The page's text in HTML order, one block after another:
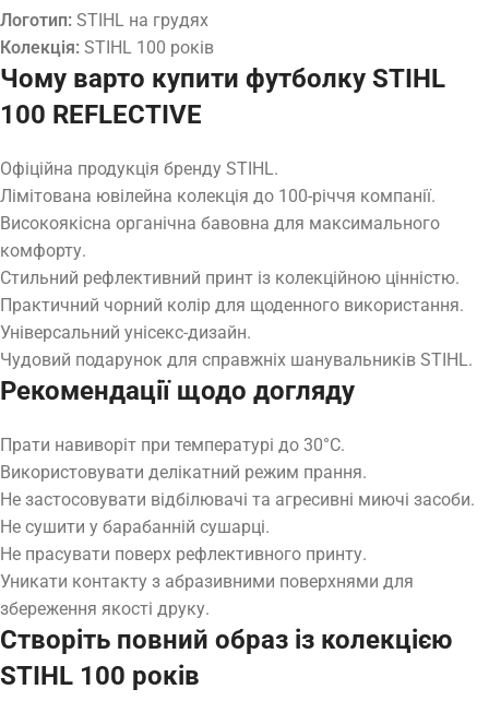
Логотип: STIHL на грудях
Колекція: STIHL 100 років
Чому варто купити футболку STIHL
100 REFLECTIVE
Офіційна продукція бренду STIHL.
Лімітована ювілейна колекція до 100-річчя компанії.
Високоякісна органічна бавовна для максимального
комфорту.
Стильний рефлективний принт із колекційною цінністю.
Практичний чорний колір для щоденного використання.
Універсальний унісекс-дизайн.
Чудовий подарунок для справжніх шанувальників STIHL.
Рекомендації щодо догляду
Прати навиворіт при температурі до 30°C.
Використовувати делікатний режим прання.
Не застосовувати відбілювачі та агресивні миючі засоби.
Не сушити у барабанній сушарці.
Не прасувати поверх рефлективного принту.
Уникати контакту з абразивними поверхнями для
збереження якості друку.
Створіть повний образ із колекцією
STIHL 100 років